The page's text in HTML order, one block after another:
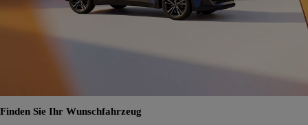
Finden Sie Ihr Wunschfahrzeug